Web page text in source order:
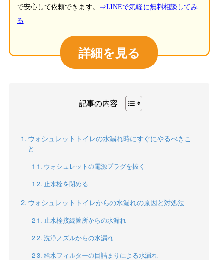
で安心して依頼できます。
⇒LINEで気軽に無料相談してみ
る
詳細を見る
記事の内容
ウォシュレットトイレの水漏れ時にすぐにやるべきこ
と
ウォシュレットの電源プラグを抜く
止水栓を閉める
ウォシュレットトイレからの水漏れの原因と対処法
止水栓接続箇所からの水漏れ
洗浄ノズルからの水漏れ
給水フィルターの目詰まりによる水漏れ